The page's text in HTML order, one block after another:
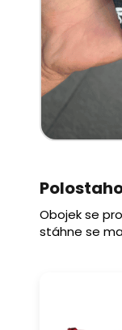
Obojek se
stáhne se